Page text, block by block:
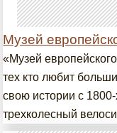
Музей
«Музей
тех кто любит
свою истории с
трехколесный